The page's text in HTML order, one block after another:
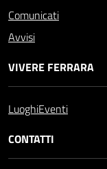
Comunicati
Avvisi
VIVERE FERRARA
LuoghiEventi
CONTATTI